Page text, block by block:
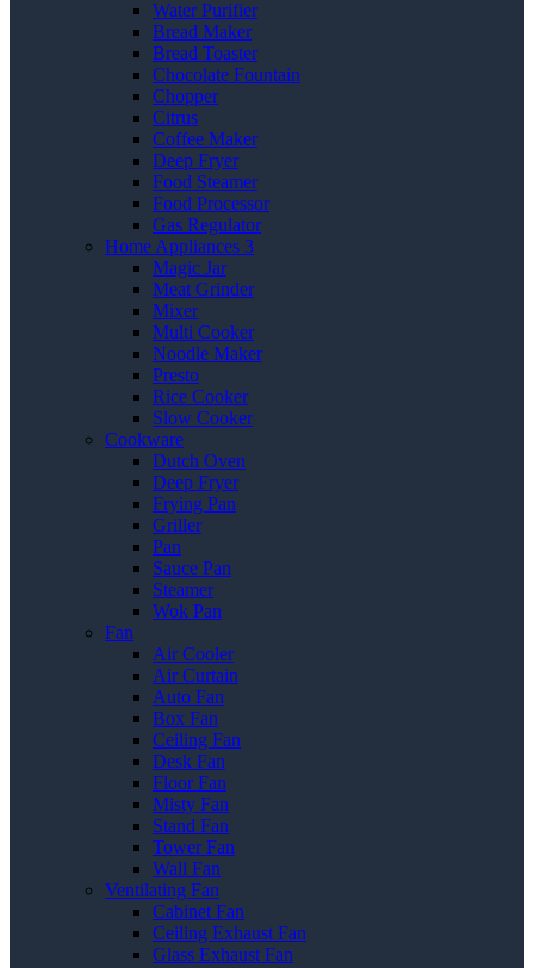
Water Purifier
Bread Maker
Bread Toaster
Chocolate Fountain
Chopper
Citrus
Coffee Maker
Deep Fryer
Food Steamer
Food Processor
Gas Regulator
Home Appliances 3
Magic Jar
Meat Grinder
Mixer
Multi Cooker
Noodle Maker
Presto
Rice Cooker
Slow Cooker
Cookware
Dutch Oven
Deep Fryer
Frying Pan
Griller
Pan
Sauce Pan
Steamer
Wok Pan
Fan
Air Cooler
Air Curtain
Auto Fan
Box Fan
Ceiling Fan
Desk Fan
Floor Fan
Misty Fan
Stand Fan
Tower Fan
Wall Fan
Ventilating Fan
Cabinet Fan
Ceiling Exhaust Fan
Glass Exhaust Fan